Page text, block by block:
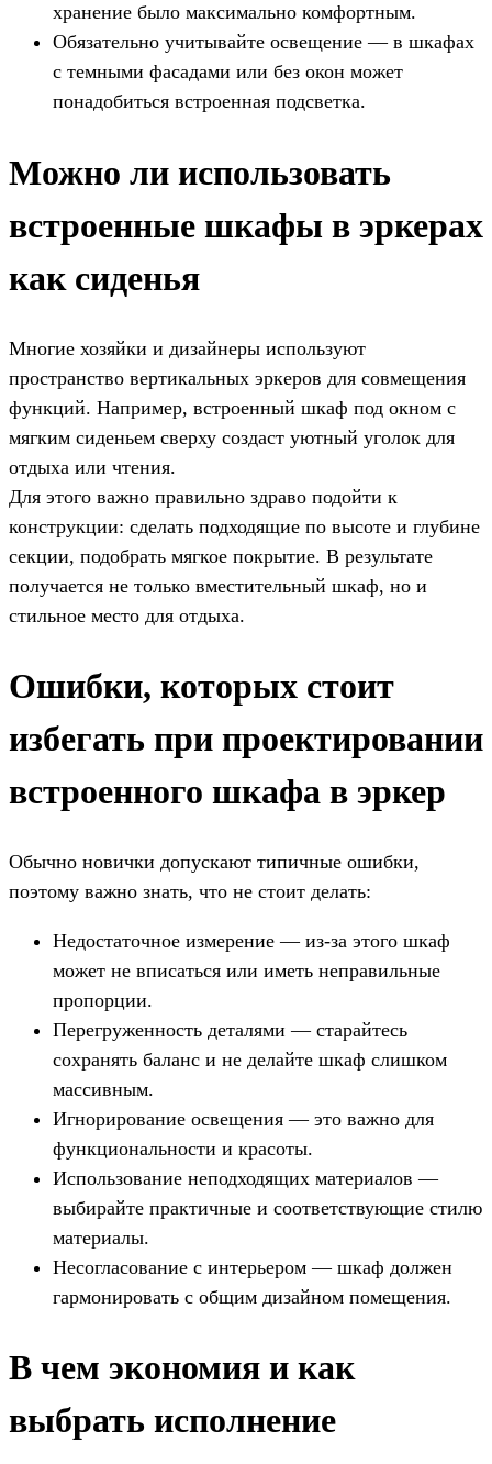
хранение было максимально комфортным.
Обязательно учитывайте освещение — в шкафах
с темными фасадами или без окон может
понадобиться встроенная подсветка.
Можно ли использовать
встроенные шкафы в эркерах
как сиденья
Многие хозяйки и дизайнеры используют
пространство вертикальных эркеров для совмещения
функций. Например, встроенный шкаф под окном с
мягким сиденьем сверху создаст уютный уголок для
отдыха или чтения.
Для этого важно правильно здраво подойти к
конструкции: сделать подходящие по высоте и глубине
секции, подобрать мягкое покрытие. В результате
получается не только вместительный шкаф, но и
стильное место для отдыха.
Ошибки, которых стоит
избегать при проектировании
встроенного шкафа в эркер
Обычно новички допускают типичные ошибки,
поэтому важно знать, что не стоит делать:
Недостаточное измерение — из-за этого шкаф
может не вписаться или иметь неправильные
пропорции.
Перегруженность деталями — старайтесь
сохранять баланс и не делайте шкаф слишком
массивным.
Игнорирование освещения — это важно для
функциональности и красоты.
Использование неподходящих материалов —
выбирайте практичные и соответствующие стилю
материалы.
Несогласование с интерьером — шкаф должен
гармонировать с общим дизайном помещения.
В чем экономия и как
выбрать исполнение